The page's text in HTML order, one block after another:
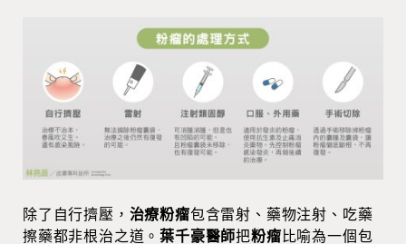
除了自行擠壓， 治療粉瘤包含雷射、藥物注射、吃藥
擦藥都非根治之道。葉千豪醫師把粉瘤比喻為一個包